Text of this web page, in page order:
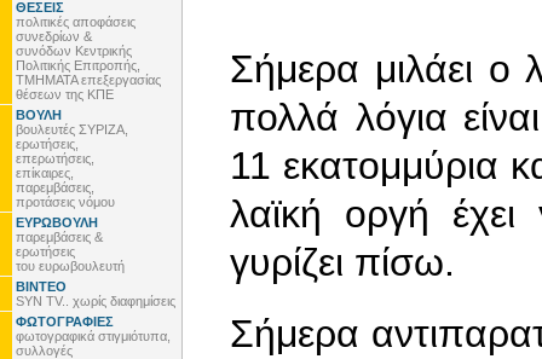
ΘΕΣΕΙΣ
πολιτικές αποφάσεις
συνεδρίων &
συνόδων Κεντρικής
Πολιτικής Επιτροπής,
ΤΜΗΜΑΤΑ επεξεργασίας
θέσεων της ΚΠΕ
ΒΟΥΛΗ
βουλευτές ΣΥΡΙΖΑ,
ερωτήσεις,
επερωτήσεις,
επίκαιρες,
παρεμβάσεις,
προτάσεις νόμου
ΕΥΡΩΒΟΥΛΗ
παρεμβάσεις &
ερωτήσεις
του ευρωβουλευτή
ΒΙΝΤΕΟ
SYN TV.. χωρίς διαφημίσεις
ΦΩΤΟΓΡΑΦΙΕΣ
φωτογραφικά στιγμιότυπα,
συλλογές
Σήμερα μιλάει ο
πολλά λόγια
11 εκατομμύρια
λαϊκή οργή
γυρίζει πίσω.
Σήμερα